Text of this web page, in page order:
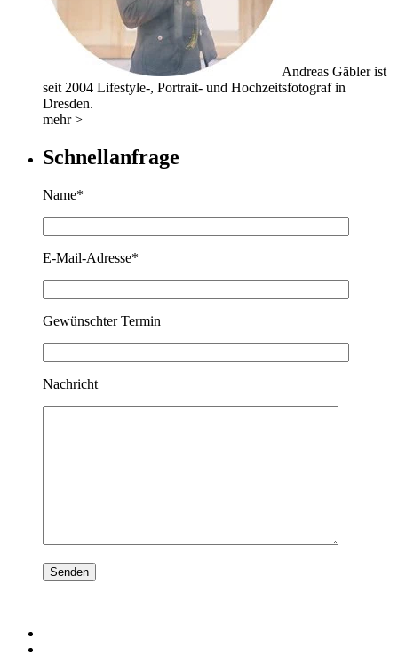
Andreas Gäbler ist
seit 2004 Lifestyle-, Portrait- und Hochzeitsfotograf in
Dresden.
mehr >
Schnellanfrage
Name*
E-Mail-Adresse*
Gewünschter Termin
Nachricht